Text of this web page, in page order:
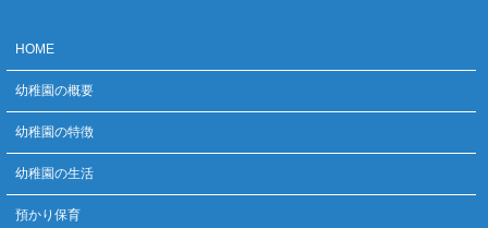
HOME
幼稚園の概要
幼稚園の特徴
幼稚園の生活
預かり保育